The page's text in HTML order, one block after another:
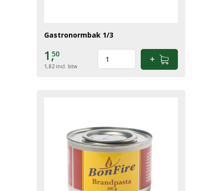
Gastronormbak 1/3
1,50
1,82 incl. btw